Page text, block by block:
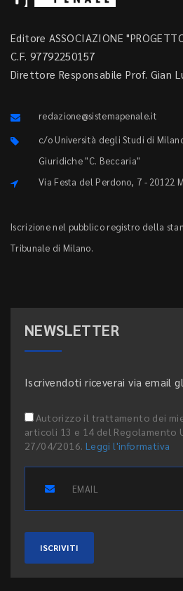
Editore ASSOCIAZIONE
C.F. 97792250157
Direttore Responsabile Prof. Gian
redazione@sistemapenale.it
c/o Università degli Studi di
Giuridiche "C. Beccaria"
Via Festa del Perdono, 7 - 20122
Iscrizione nel pubblico registro della
Tribunale di Milano.
NEWSLETTER
Iscrivendoti riceverai via email
Autorizzo il trattamento dei
articoli 13 e 14 del Regolamento
27/04/2016. Leggi l'informativa
ISCRIVITI